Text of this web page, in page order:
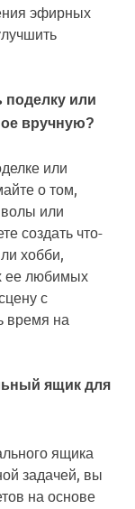
эфирных
поделку или
вручную?
или
о том,
или
создать что-
хобби,
ее любимых
с
время на
ящик для
ящика
задачей, вы
на основе